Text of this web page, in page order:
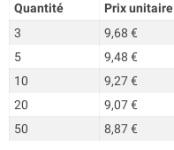
Quantité Prix unitaire
3
9,68 €
5
9,48 €
10
9,27 €
20
9,07 €
50
8,87 €